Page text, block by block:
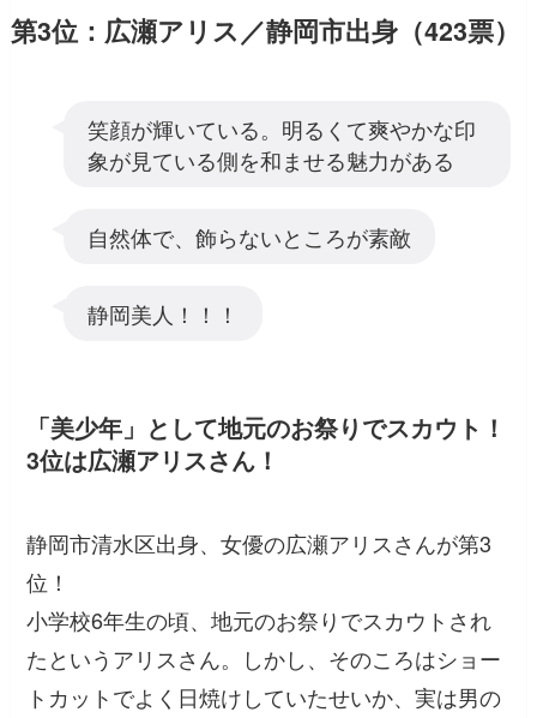
第3位：広瀬アリス／静岡市出身（423票）
笑顔が輝いている。明るくて爽やかな印
象が見ている側を和ませる魅力がある
自然体で、飾らないところが素敵
静岡美人！！！
「美少年」として地元のお祭りでスカウト！
3位は広瀬アリスさん！
静岡市清水区出身、女優の広瀬アリスさんが第3
位！
小学校6年生の頃、地元のお祭りでスカウトされ
たというアリスさん。しかし、そのころはショー
トカットでよく日焼けしていたせいか、実は男の